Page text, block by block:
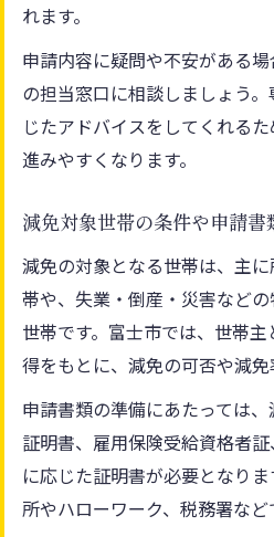
れます。
申請内容に疑問や不安がある
の担当窓口に相談しましょう
じたアドバイスをしてくれる
進みやすくなります。
減免対象世帯の条件や申請書
減免の対象となる世帯は、主
帯や、失業・倒産・災害など
世帯です。富士市では、世帯
得をもとに、減免の可否や減免
申請書類の準備にあたっては
証明書、雇用保険受給資格者
に応じた証明書が必要となり
所やハローワーク、税務署など